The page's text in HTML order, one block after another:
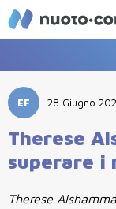
EF 28 Giugno
Therese
superare i
Therese